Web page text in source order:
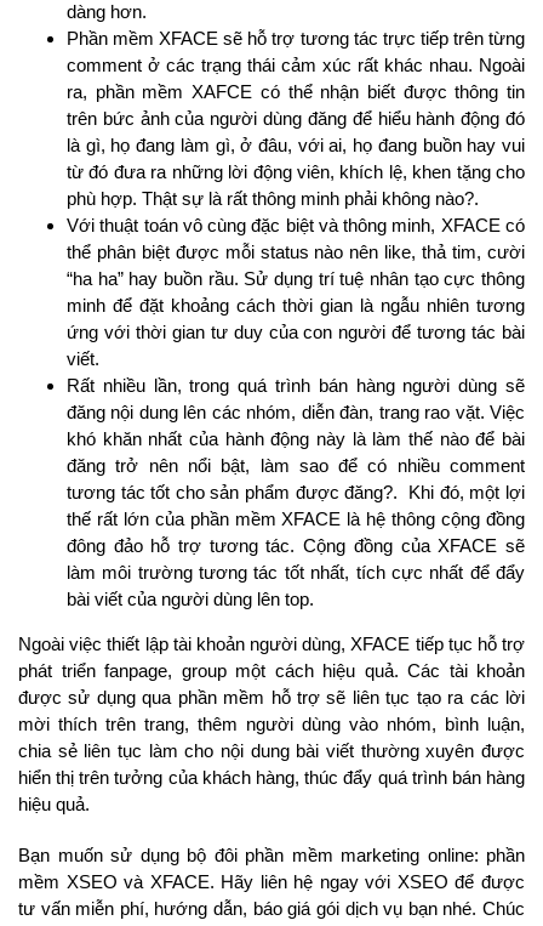
dàng hơn.
Phần mềm XFACE sẽ hỗ trợ tương tác trực tiếp trên từng
comment ở các trạng thái cảm xúc rất khác nhau. Ngoài
ra, phần mềm XAFCE có thể nhận biết được thông tin
trên bức ảnh của người dùng đăng để hiểu hành động đó
là gì, họ đang làm gì, ở đâu, với ai, họ đang buồn hay vui
từ đó đưa ra những lời động viên, khích lệ, khen tặng cho
phù hợp. Thật sự là rất thông minh phải không nào?.
Với thuật toán vô cùng đặc biệt và thông minh, XFACE có
thể phân biệt được mỗi status nào nên like, thả tim, cười
“ha ha” hay buồn rầu. Sử dụng trí tuệ nhân tạo cực thông
minh để đặt khoảng cách thời gian là ngẫu nhiên tương
ứng với thời gian tư duy của con người để tương tác bài
viết.
Rất nhiều lần, trong quá trình bán hàng người dùng sẽ
đăng nội dung lên các nhóm, diễn đàn, trang rao vặt. Việc
khó khăn nhất của hành động này là làm thế nào để bài
đăng trở nên nổi bật, làm sao để có nhiều comment
tương tác tốt cho sản phẩm được đăng?. Khi đó, một lợi
thế rất lớn của phần mềm XFACE là hệ thông cộng đồng
đông đảo hỗ trợ tương tác. Cộng đồng của XFACE sẽ
làm môi trường tương tác tốt nhất, tích cực nhất để đẩy
bài viết của người dùng lên top.
Ngoài việc thiết lập tài khoản người dùng, XFACE tiếp tục hỗ trợ
phát triển fanpage, group một cách hiệu quả. Các tài khoản
được sử dụng qua phần mềm hỗ trợ sẽ liên tục tạo ra các lời
mời thích trên trang, thêm người dùng vào nhóm, bình luận,
chia sẻ liên tục làm cho nội dung bài viết thường xuyên được
hiển thị trên tưởng của khách hàng, thúc đẩy quá trình bán hàng
hiệu quả.
Bạn muốn sử dụng bộ đôi phần mềm marketing online: phần
mềm XSEO và XFACE. Hãy liên hệ ngay với XSEO để được
tư vấn miễn phí, hướng dẫn, báo giá gói dịch vụ bạn nhé. Chúc